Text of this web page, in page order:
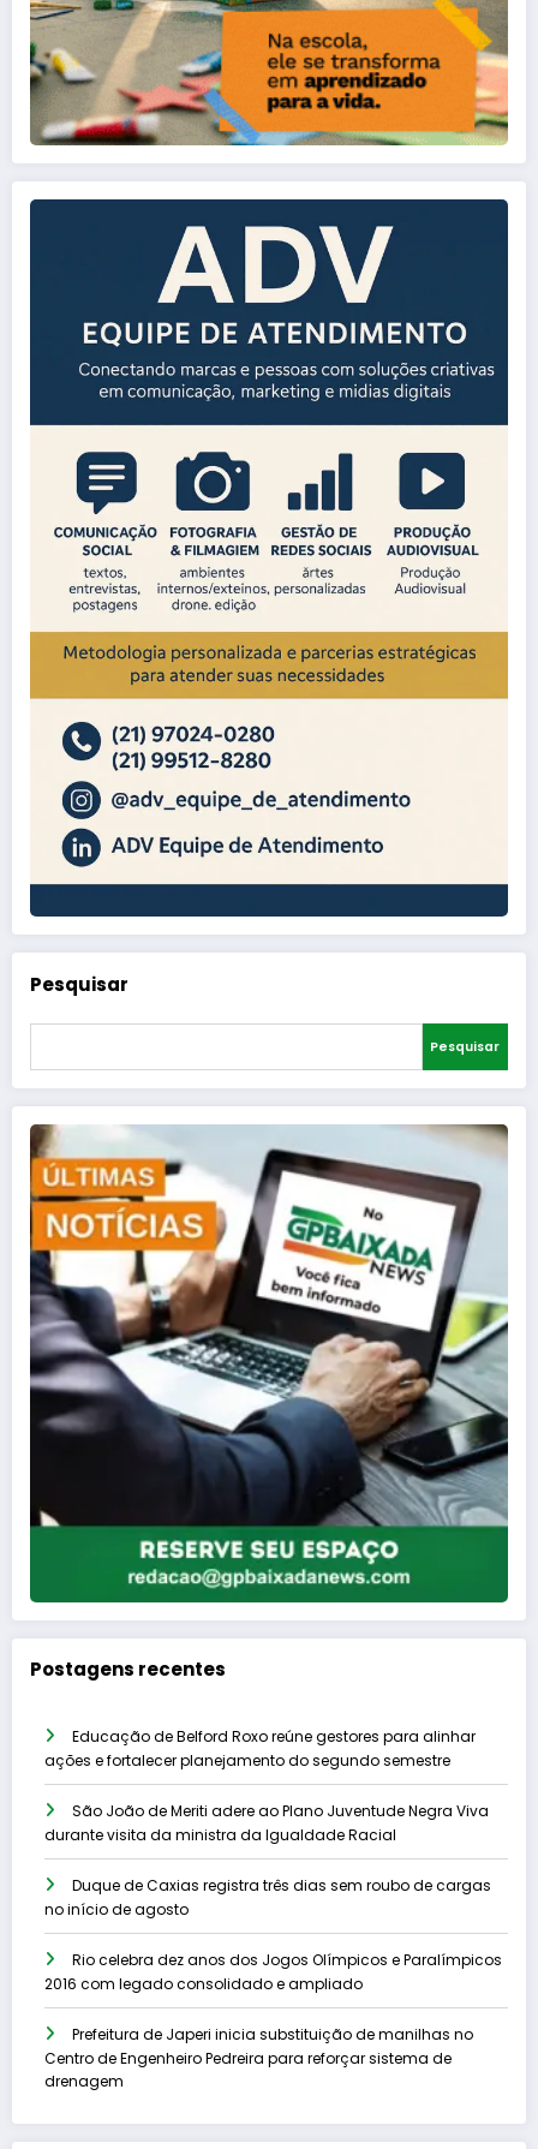
Pesquisar
Pesquisar
Postagens recentes
Educação de Belford Roxo reúne gestores para alinhar
ações e fortalecer planejamento do segundo semestre
São João de Meriti adere ao Plano Juventude Negra Viva
durante visita da ministra da Igualdade Racial
Duque de Caxias registra três dias sem roubo de cargas
no início de agosto
Rio celebra dez anos dos Jogos Olímpicos e Paralímpicos
2016 com legado consolidado e ampliado
Prefeitura de Japeri inicia substituição de manilhas no
Centro de Engenheiro Pedreira para reforçar sistema de
drenagem